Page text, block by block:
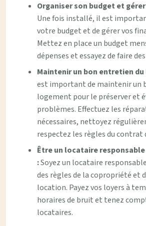
Organiser son budget et
Une fois installé, il est
votre budget et de gérer vos
Mettez en place un budget
dépenses et essayez de faire
Maintenir un bon entretien
est important de maintenir un
logement pour le préserver et
problèmes. Effectuez les
nécessaires, nettoyez
respectez les règles du contrat
Être un locataire
:Soyez un locataire
des règles de la copropriété et
location. Payez vos loyers à
horaires de bruit et tenez
locataires.